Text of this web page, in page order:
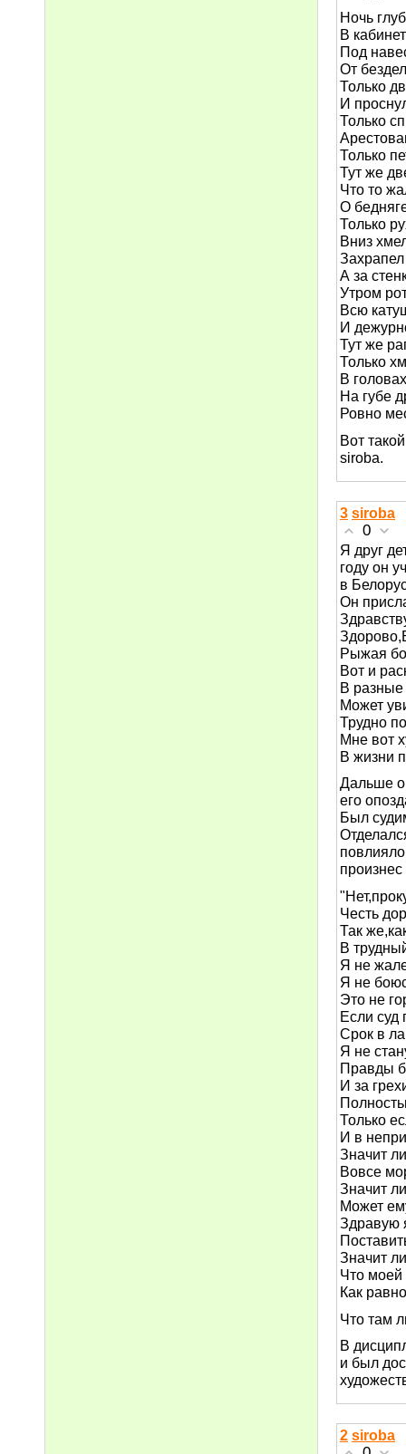
Ночь
В
Под
От
Только
И
Только
Только
Тут же
Что то
О
Только
Вниз
А за
Утром
Всю
И
Тут же
Только
В
На губе
Ровно
Вот
siroba.
3 siroba
0
Я друг
году он
в
Он
Рыжая
Вот и
В разные
Может
Трудно
Мне вот
В жизни
Дальше
его
Был
произнес
Честь
Так
В
Я не
Я не
Это не
Если суд
Срок в
Я не
Правды
И за
Только
И в
Значит
Вовсе
Значит
Может
Здравую
Значит
Что моей
Как
Что там
В
и был
2 siroba